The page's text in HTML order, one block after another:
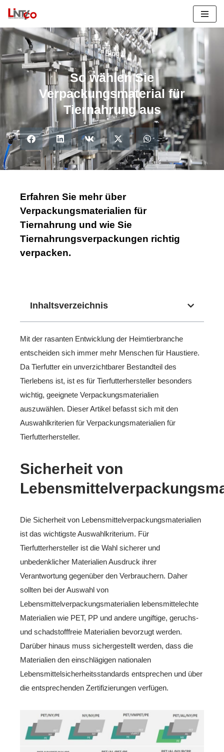
Zum
Inhalt
springen
Blog
So wählen Sie
Verpackungsmaterial für
Tiernahrung aus
Erfahren Sie mehr über
Verpackungsmaterialien für
Tiernahrung und wie Sie
Tiernahrungsverpackungen richtig
verpacken.
Inhaltsverzeichnis
Mit der rasanten Entwicklung der Heimtierbranche
entscheiden sich immer mehr Menschen für Haustiere.
Da Tierfutter ein unverzichtbarer Bestandteil des
Tierlebens ist, ist es für Tierfutterhersteller besonders
wichtig, geeignete Verpackungsmaterialien
auszuwählen. Dieser Artikel befasst sich mit den
Auswahlkriterien für Verpackungsmaterialien für
Tierfutterhersteller.
Sicherheit von
Die Sicherheit von Lebensmittelverpackungsmaterialien
ist das wichtigste Auswahlkriterium. Für
Tierfutterhersteller ist die Wahl sicherer und
unbedenklicher Materialien Ausdruck ihrer
Verantwortung gegenüber den Verbrauchern. Daher
sollten bei der Auswahl von
Lebensmittelverpackungsmaterialien lebensmittelechte
Materialien wie PET, PP und andere ungiftige, geruchs-
und schadstofffreie Materialien bevorzugt werden.
Darüber hinaus muss sichergestellt werden, dass die
Materialien den einschlägigen nationalen
Lebensmittelsicherheitsstandards entsprechen und über
die entsprechenden Zertifizierungen verfügen.